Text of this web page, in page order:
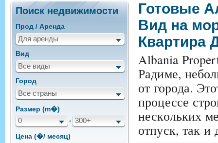
Готовые
Вид на
Квартира
Albania
Радиме,
от города.
процессе
нескольких
отпуск, так и
Поиск недвижимости
Прод / Аренда
Для аренды
Вид
Все виды
Город
Все страны
Размер (m�)
0 - 300+
Цена (�/ месяц)